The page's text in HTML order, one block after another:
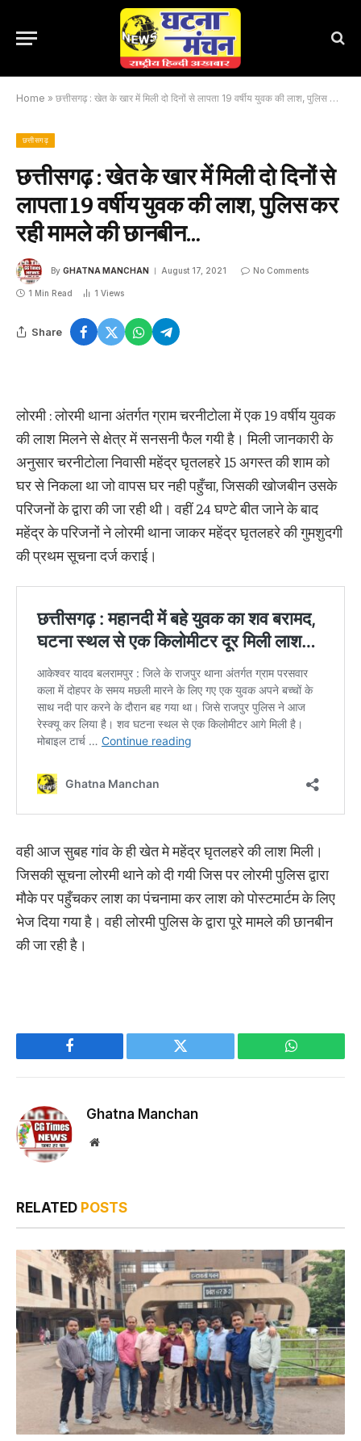
Home » छत्तीसगढ़ : खेत के खार में मिली दो दिनों से लापता 19 वर्षीय युवक की लाश, पुलिस कर रही मामले की छानबीन…
छत्तीसगढ़
छत्तीसगढ़ : खेत के खार में मिली दो दिनों से
लापता 19 वर्षीय युवक की लाश, पुलिस कर
रही मामले की छानबीन…
By GHATNA MANCHAN August 17, 2021 No Comments
1 Min Read 1 Views
Share
लोरमी : लोरमी थाना अंतर्गत ग्राम चरनीटोला में एक 19 वर्षीय युवक
की लाश मिलने से क्षेत्र में सनसनी फैल गयी है। मिली जानकारी के
अनुसार चरनीटोला निवासी महेंद्र घृतलहरे 15 अगस्त की शाम को
घर से निकला था जो वापस घर नही पहुँचा, जिसकी खोजबीन उसके
परिजनों के द्वारा की जा रही थी। वहीं 24 घण्टे बीत जाने के बाद
महेंद्र के परिजनों ने लोरमी थाना जाकर महेंद्र घृतलहरे की गुमशुदगी
की प्रथम सूचना दर्ज कराई।
वही आज सुबह गांव के ही खेत मे महेंद्र घृतलहरे की लाश मिली।
जिसकी सूचना लोरमी थाने को दी गयी जिस पर लोरमी पुलिस द्वारा
मौके पर पहुँचकर लाश का पंचनामा कर लाश को पोस्टमार्टम के लिए
भेज दिया गया है। वही लोरमी पुलिस के द्वारा पूरे मामले की छानबीन
की जा रही है।
Facebook Twitter WhatsApp
Ghatna Manchan
Website
RELATED POSTS